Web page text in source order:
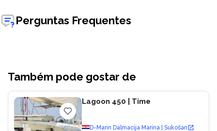
Perguntas Frequentes
Também pode gostar de
Lagoon 450 | Time
D-Marin Dalmacija Marina | Sukošan